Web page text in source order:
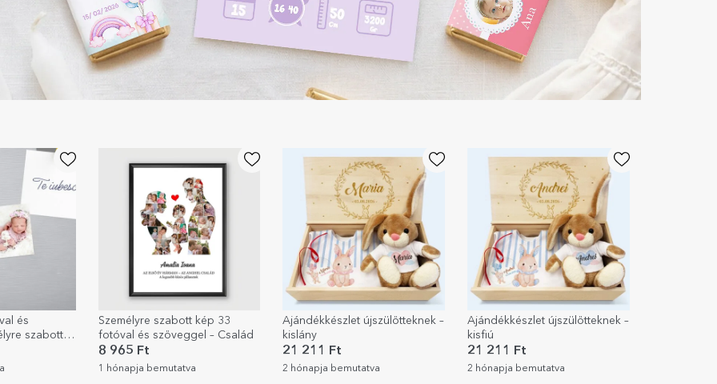
és
szabott
ajándék
Személyre szabott kép 33
fotóval és szöveggel – Család
8 965 Ft
1 hónapja bemutatva
Ajándékkészlet újszülötteknek –
kislány
21 211 Ft
2 hónapja bemutatva
Ajándékkészlet újszülötteknek –
kisfiú
21 211 Ft
2 hónapja bemutatva